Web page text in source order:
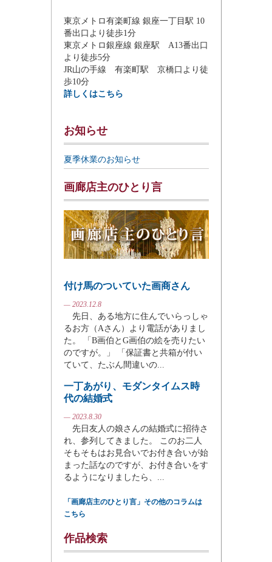
東京メトロ有楽町線 銀座一丁目駅 10
番出口より徒歩1分
東京メトロ銀座線 銀座駅 A13番出口
より徒歩5分
JR山の手線 有楽町駅 京橋口より徒
歩10分
詳しくはこちら
お知らせ
夏季休業のお知らせ
画廊店主のひとり言
付け馬のついていた画商さん
— 2023.12.8
先日、ある地方に住んでいらっしゃ
るお方（Aさん）より電話がありまし
た。 「B画伯とG画伯の絵を売りたい
のですが。」 「保証書と共箱が付い
ていて、たぶん間違いの...
一丁あがり、モダンタイムス時
代の結婚式
— 2023.8.30
先日友人の娘さんの結婚式に招待さ
れ、参列してきました。 このお二人
そもそもはお見合いでお付き合いが始
まった話なのですが、お付き合いをす
るようになりましたら、...
「画廊店主のひとり言」その他のコラムは
こちら
作品検索